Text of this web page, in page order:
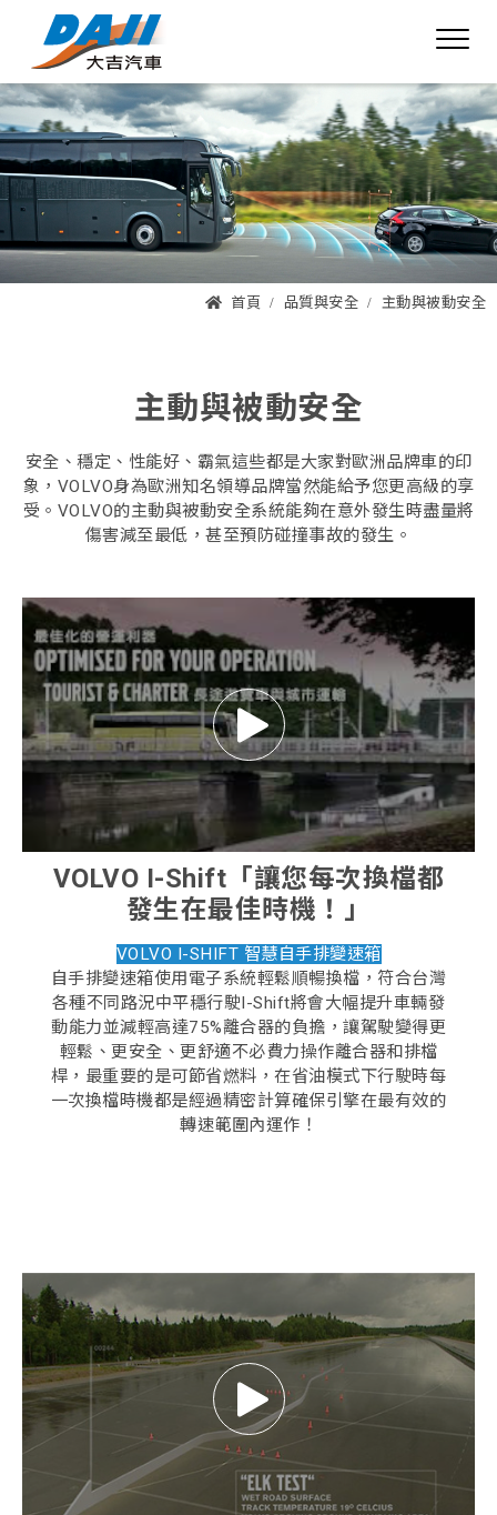
首頁 品質與安全 主動與被動安全
主動與被動安全
安全、穩定、性能好、霸氣這些都是大家對歐洲品牌車的印
象，VOLVO身為歐洲知名領導品牌當然能給予您更高級的享
受。VOLVO的主動與被動安全系統能夠在意外發生時盡量將
傷害減至最低，甚至預防碰撞事故的發生。
VOLVO I-Shift「讓您每次換檔都
發生在最佳時機！」
VOLVO I-SHIFT 智慧自手排變速箱
自手排變速箱使用電子系統輕鬆順暢換檔，符合台灣
各種不同路況中平穩行駛I-Shift將會大幅提升車輛發
動能力並減輕高達75%離合器的負擔，讓駕駛變得更
輕鬆、更安全、更舒適不必費力操作離合器和排檔
桿，最重要的是可節省燃料，在省油模式下行駛時每
一次換檔時機都是經過精密計算確保引擎在最有效的
轉速範圍內運作！